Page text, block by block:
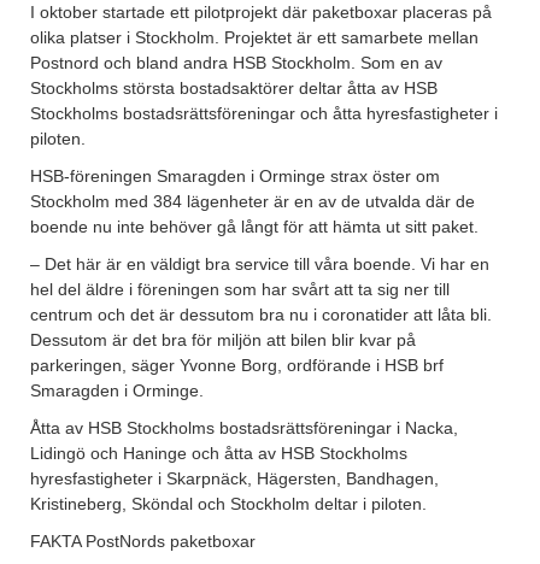
I oktober startade ett pilotprojekt där paketboxar placeras på
olika platser i Stockholm. Projektet är ett samarbete mellan
Postnord och bland andra HSB Stockholm. Som en av
Stockholms största bostadsaktörer deltar åtta av HSB
Stockholms bostadsrättsföreningar och åtta hyresfastigheter i
piloten.
HSB-föreningen Smaragden i Orminge strax öster om
Stockholm med 384 lägenheter är en av de utvalda där de
boende nu inte behöver gå långt för att hämta ut sitt paket.
– Det här är en väldigt bra service till våra boende. Vi har en
hel del äldre i föreningen som har svårt att ta sig ner till
centrum och det är dessutom bra nu i coronatider att låta bli.
Dessutom är det bra för miljön att bilen blir kvar på
parkeringen, säger Yvonne Borg, ordförande i HSB brf
Smaragden i Orminge.
Åtta av HSB Stockholms bostadsrättsföreningar i Nacka,
Lidingö och Haninge och åtta av HSB Stockholms
hyresfastigheter i Skarpnäck, Hägersten, Bandhagen,
Kristineberg, Sköndal och Stockholm deltar i piloten.
FAKTA PostNords paketboxar